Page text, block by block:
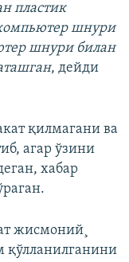
пластик
шнури
шнури билан
, дейди
қилмагани ва
агар ўзини
хабар
жисмоний¸
қўлланилганини